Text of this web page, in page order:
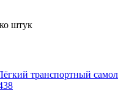
штук